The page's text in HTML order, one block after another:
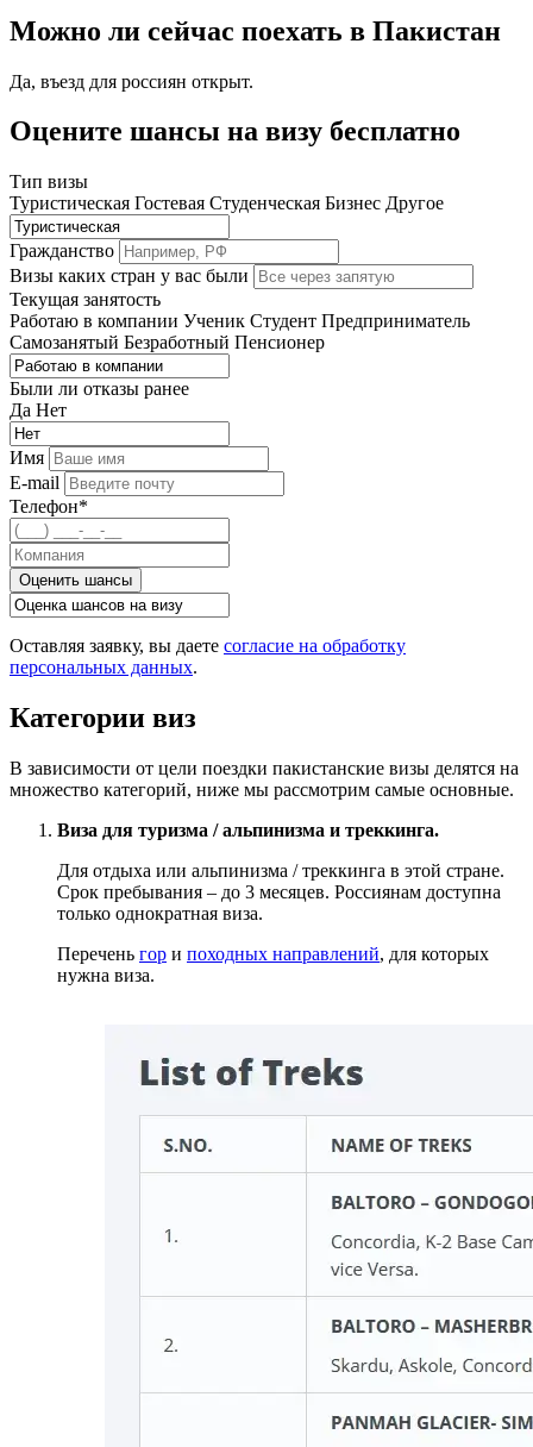
Можно ли сейчас поехать в Пакистан
Да, въезд для россиян открыт.
Оцените шансы на визу бесплатно
Тип визы
Туристическая Гостевая Студенческая Бизнес Другое
Гражданство
Визы каких стран у вас были
Текущая занятость
Работаю в компании Ученик Студент Предприниматель
Самозанятый Безработный Пенсионер
Были ли отказы ранее
Да Нет
Имя
E-mail
Телефон*
Оценить шансы
Оставляя заявку, вы даете согласие на обработку
персональных данных.
Категории виз
В зависимости от цели поездки пакистанские визы делятся на
множество категорий, ниже мы рассмотрим самые основные.
Виза для туризма / альпинизма и треккинга.
Для отдыха или альпинизма / треккинга в этой стране.
Срок пребывания – до 3 месяцев. Россиянам доступна
только однократная виза.
Перечень гор и походных направлений, для которых
нужна виза.